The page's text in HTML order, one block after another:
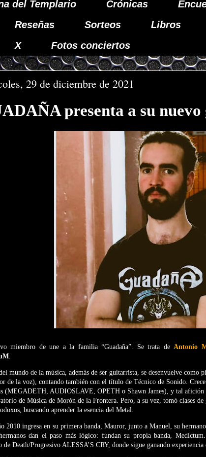
del Templario Crónicas
Reseñas Sorteos Libros
X Fotos conciertos
29 de diciembre de 2021
presenta a su
miembro de une a la familia “Guadaña”. Se trata de Antonio
.
mundo de la música, además de ser guitarrista, se desenvuelve como
de la voz), contando también con el título de Técnico de Sonido.
(MEGADETH, AUDIOSLAVE, OPETH o Shawn James), y tal afición
de Música de Morón de la Frontera. Pero, a su vez, tomó clases
buscando aprender la esencia del Metal.
2010 ingresa en su primera banda, Mauror, junto a Manuel, su
dan el paso más lógico: fundan su propia banda,
de Death/Progresivo ALESSA’S CRY, donde sigue ganando